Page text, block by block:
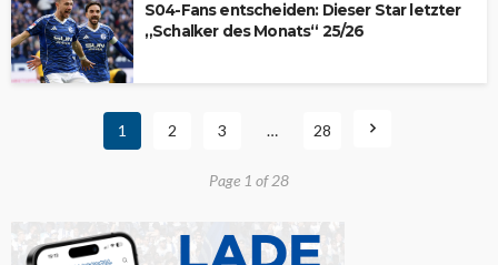
S04-Fans entscheiden: Dieser Star letzter
„Schalker des Monats“ 25/26
1 2 3 … 28
Page 1 of 28